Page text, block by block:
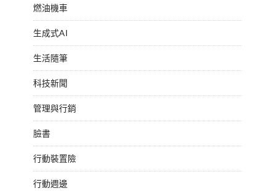
燃油機車
生成式AI
生活隨筆
科技新聞
管理與行銷
臉書
行動裝置險
行動週邊